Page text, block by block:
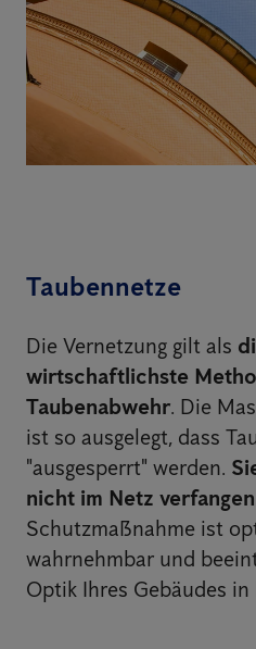
Taubennetze
Die Vernetzung gilt als
wirtschaftlichste
Taubenabwehr. Die
ist so ausgelegt, dass
"ausgesperrt" werden.
nicht im Netz verfangen
Schutzmaßnahme ist
wahrnehmbar und
Optik Ihres Gebäudes in